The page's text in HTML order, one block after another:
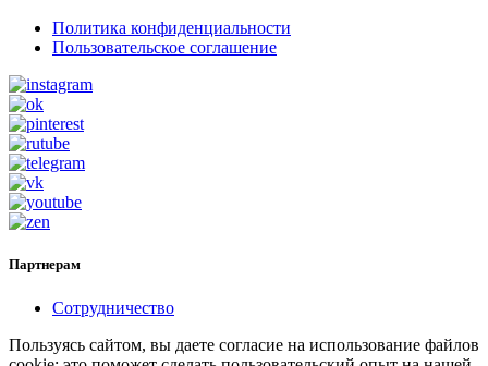
Политика конфиденциальности
Пользовательское соглашение
Партнерам
Сотрудничество
Пользуясь сайтом, вы даете согласие на использование файлов